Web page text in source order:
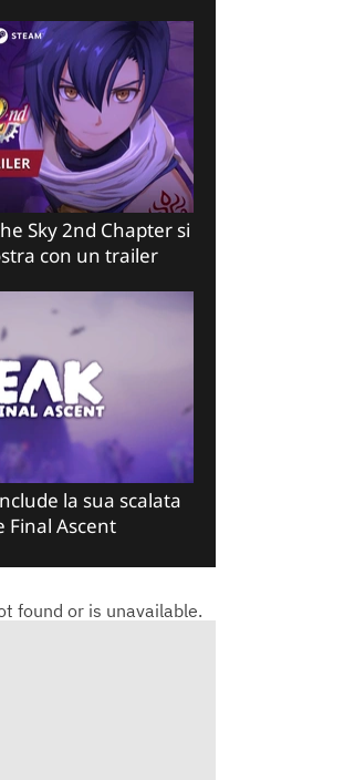
Sky 2nd Chapter si
con un trailer
la sua scalata
Final Ascent